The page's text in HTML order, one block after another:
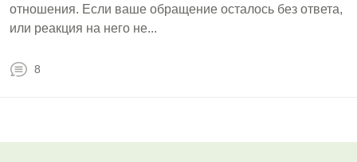
отношения. Если ваше обращение осталось без ответа,
или реакция на него не...
8